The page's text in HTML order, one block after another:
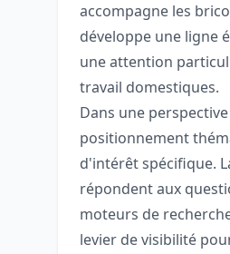
accompagne les
développe une ligne
une attention
travail domestiques.
Dans une
positionnement
d'intérêt spécifique.
répondent aux
moteurs de
levier de visibilité